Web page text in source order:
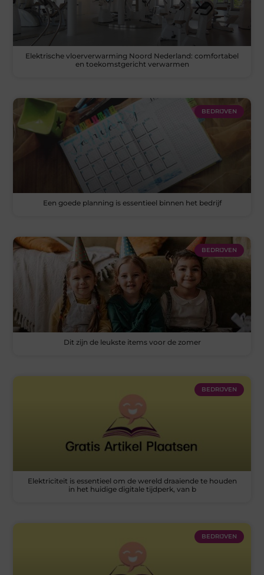
Elektrische vloerverwarming Noord Nederland: comfortabel
en toekomstgericht verwarmen
BEDRIJVEN
Een goede planning is essentieel binnen het bedrijf
BEDRIJVEN
Dit zijn de leukste items voor de zomer
BEDRIJVEN
Elektriciteit is essentieel om de wereld draaiende te houden
in het huidige digitale tijdperk, van b
BEDRIJVEN